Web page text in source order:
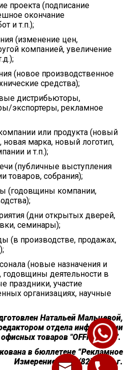
проекта (подписание
окончание
и т.п.);
(изменение цен,
компанией, увеличение
(новое производственное
средства);
дистрибьюторы,
экспортеры, рекламное
или продукта (новый
новая марка, новый логотип,
и т.п.);
(публичные выступления
товаров, собрания);
(годовщины компании,
(дни открытых дверей,
семинары);
(в производстве, продажах,
(новые назначения и
деятельности в
праздники, участие
организациях, научные
Натальей Мальцевой,
отдела информации
товаров "OFFICE FILE".
в бюллетене “Рекламное
Измерение” № 5 (82), 2001 г.